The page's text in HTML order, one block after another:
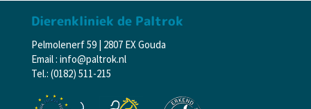
Dierenkliniek de Paltrok
Pelmolenerf 59 | 2807 EX Gouda
Email : info@paltrok.nl
Tel.: (0182) 511-215